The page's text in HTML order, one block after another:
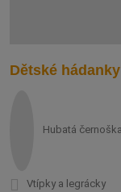
Dětské hádanky
Hubatá černoška
Vtípky a legrácky